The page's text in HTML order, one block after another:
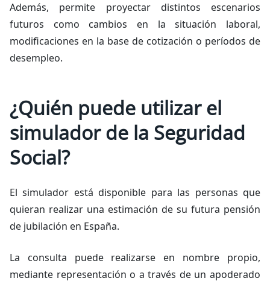
Además, permite proyectar distintos escenarios
futuros como cambios en la situación laboral,
modificaciones en la base de cotización o períodos de
desempleo.
¿Quién puede utilizar el
simulador de la Seguridad
Social?
El simulador está disponible para las personas que
quieran realizar una estimación de su futura pensión
de jubilación en España.
La consulta puede realizarse en nombre propio,
mediante representación o a través de un apoderado